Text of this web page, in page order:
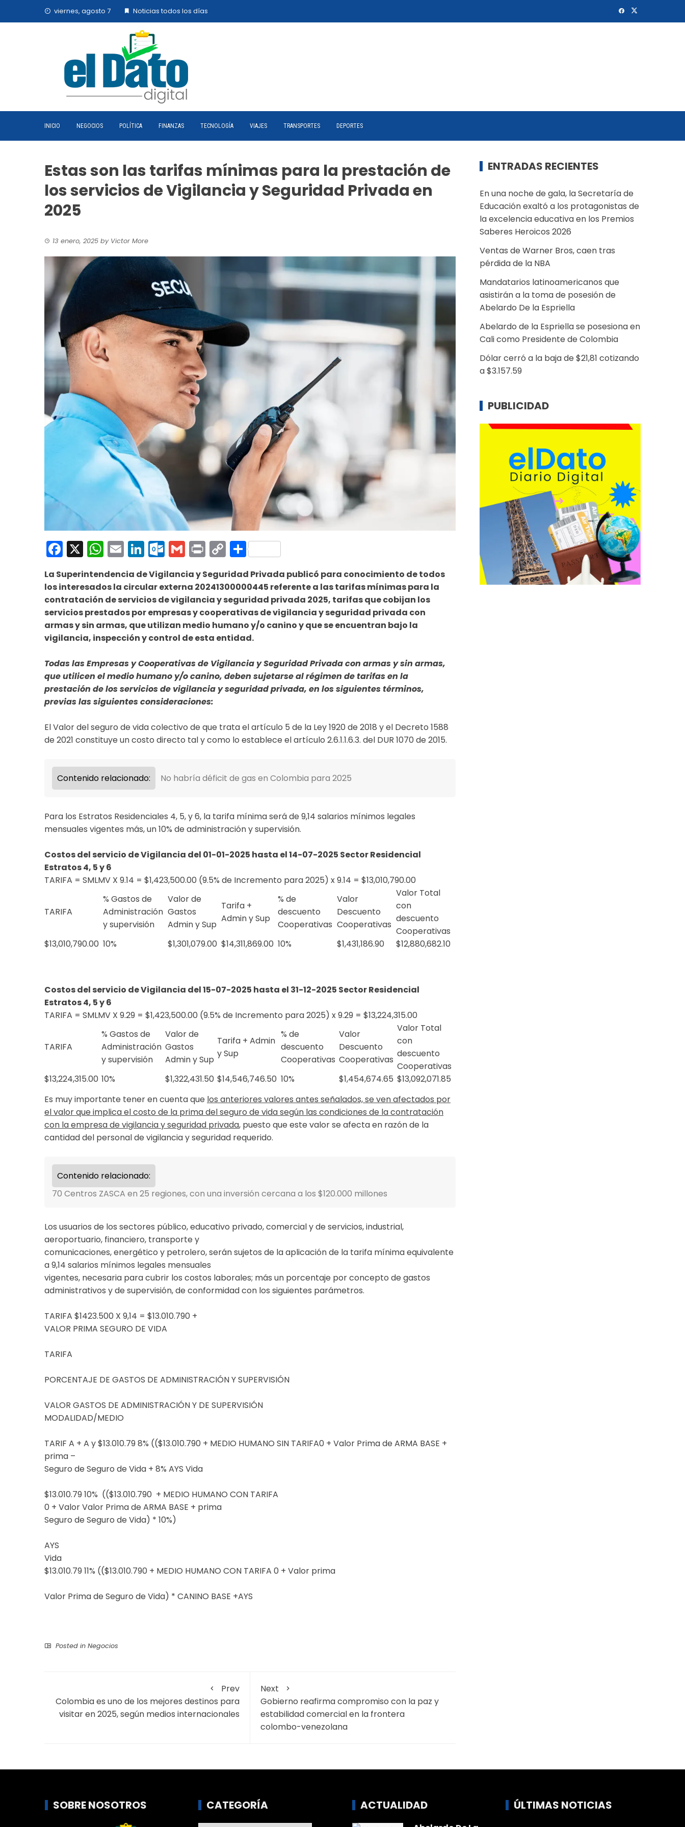
viernes, agosto 7 Noticias todos los días
INICIO NEGOCIOS POLÍTICA FINANZAS TECNOLOGÍA VIAJES TRANSPORTES DEPORTES
Estas son las tarifas mínimas para la prestación de
los servicios de Vigilancia y Seguridad Privada en
2025
13 enero, 2025 by Victor More
Facebook
X WhatsApp
EmailLinkedIn
Outlook.com
Gmail
PrintCopy
Link
Compartir
La Superintendencia de Vigilancia y Seguridad Privada publicó para conocimiento de todos
los interesados la circular externa 20241300000445 referente a las tarifas mínimas para la
contratación de servicios de vigilancia y seguridad privada 2025, tarifas que cobijan los
servicios prestados por empresas y cooperativas de vigilancia y seguridad privada con
armas y sin armas, que utilizan medio humano y/o canino y que se encuentran bajo la
vigilancia, inspección y control de esta entidad.
Todas las Empresas y Cooperativas de Vigilancia y Seguridad Privada con armas y sin armas,
que utilicen el medio humano y/o canino, deben sujetarse al régimen de tarifas en la
prestación de los servicios de vigilancia y seguridad privada, en los siguientes términos,
previas las siguientes consideraciones:
El Valor del seguro de vida colectivo de que trata el artículo 5 de la Ley 1920 de 2018 y el Decreto 1588
de 2021 constituye un costo directo tal y como lo establece el artículo 2.6.1.1.6.3. del DUR 1070 de 2015.
Contenido relacionado: No habría déficit de gas en Colombia para 2025
Para los Estratos Residenciales 4, 5, y 6, la tarifa mínima será de 9,14 salarios mínimos legales
mensuales vigentes más, un 10% de administración y supervisión.
Costos del servicio de Vigilancia del 01-01-2025 hasta el 14-07-2025 Sector Residencial
Estratos 4, 5 y 6
TARIFA = SMLMV X 9.14 = $1,423,500.00 (9.5% de Incremento para 2025) x 9.14 = $13,010,790.00
TARIFA
% Gastos de
Administración
y supervisión
Valor de
Gastos
Admin y Sup
Tarifa +
Admin y Sup
% de
descuento
Cooperativas
Valor
Descuento
Cooperativas
Valor Total
con
descuento
Cooperativas
$13,010,790.00 10% $1,301,079.00 $14,311,869.00 10% $1,431,186.90 $12,880,682.10
Costos del servicio de Vigilancia del 15-07-2025 hasta el 31-12-2025 Sector Residencial
Estratos 4, 5 y 6
TARIFA = SMLMV X 9.29 = $1,423,500.00 (9.5% de Incremento para 2025) x 9.29 = $13,224,315.00
TARIFA
% Gastos de
Administración
y supervisión
Valor de
Gastos
Admin y Sup
Tarifa + Admin
y Sup
% de
descuento
Cooperativas
Valor
Descuento
Cooperativas
Valor Total
con
descuento
Cooperativas
$13,224,315.00 10% $1,322,431.50 $14,546,746.50 10% $1,454,674.65 $13,092,071.85
Es muy importante tener en cuenta que los anteriores valores antes señalados, se ven afectados por
el valor que implica el costo de la prima del seguro de vida según las condiciones de la contratación
con la empresa de vigilancia y seguridad privada, puesto que este valor se afecta en razón de la
cantidad del personal de vigilancia y seguridad requerido.
Contenido relacionado:
70 Centros ZASCA en 25 regiones, con una inversión cercana a los $120.000 millones
Los usuarios de los sectores público, educativo privado, comercial y de servicios, industrial,
aeroportuario, financiero, transporte y
comunicaciones, energético y petrolero, serán sujetos de la aplicación de la tarifa mínima equivalente
a 9,14 salarios mínimos legales mensuales
vigentes, necesaria para cubrir los costos laborales; más un porcentaje por concepto de gastos
administrativos y de supervisión, de conformidad con los siguientes parámetros.
TARIFA $1423.500 X 9,14 = $13.010.790 +
VALOR PRIMA SEGURO DE VIDA
TARIFA
PORCENTAJE DE GASTOS DE ADMINISTRACIÓN Y SUPERVISIÓN
VALOR GASTOS DE ADMINISTRACIÓN Y DE SUPERVISIÓN
MODALIDAD/MEDIO
TARIF A + A y $13.010.79 8% (($13.010.790 + MEDIO HUMANO SIN TARIFA0 + Valor Prima de ARMA BASE +
prima –
Seguro de Seguro de Vida + 8% AYS Vida
$13.010.79 10% (($13.010.790 + MEDIO HUMANO CON TARIFA
0 + Valor Valor Prima de ARMA BASE + prima
Seguro de Seguro de Vida) * 10%)
AYS
Vida
$13.010.79 11% (($13.010.790 + MEDIO HUMANO CON TARIFA 0 + Valor prima
Valor Prima de Seguro de Vida) * CANINO BASE +AYS
Posted in Negocios
Prev
Colombia es uno de los mejores destinos para
visitar en 2025, según medios internacionales
Next
Gobierno reafirma compromiso con la paz y
estabilidad comercial en la frontera
colombo-venezolana
ENTRADAS RECIENTES
En una noche de gala, la Secretaría de
Educación exaltó a los protagonistas de
la excelencia educativa en los Premios
Saberes Heroicos 2026
Ventas de Warner Bros, caen tras
pérdida de la NBA
Mandatarios latinoamericanos que
asistirán a la toma de posesión de
Abelardo De la Espriella
Abelardo de la Espriella se posesiona en
Cali como Presidente de Colombia
Dólar cerró a la baja de $21,81 cotizando
a $3.157.59
PUBLICIDAD
SOBRE NOSOTROS CATEGORÍA ACTUALIDAD ÚLTIMAS NOTICIAS